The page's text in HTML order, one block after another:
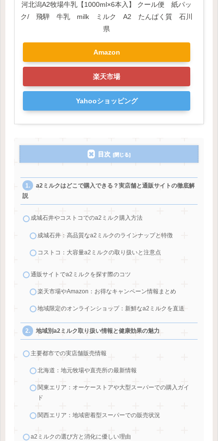
河北潟A2牧場牛乳【1000ml×6本入】 クール便 紙パッ
ク/ 飛騨 牛乳 milk ミルク A2 たんぱく質 石川
県
Amazon
楽天市場
Yahooショッピング
目次
a2ミルクはどこで購入できる？実店舗と通販サイトの徹底解
説
成城石井やコストコでのa2ミルク購入方法
成城石井：高品質なa2ミルクのラインナップと特徴
コストコ：大容量a2ミルクの取り扱いと注意点
通販サイトでa2ミルクを探す際のコツ
楽天市場やAmazon：お得なキャンペーン情報まとめ
地域限定のオンラインショップ：新鮮なa2ミルクを直送
地域別a2ミルク取り扱い情報と健康効果の魅力
主要都市での実店舗販売情報
北海道：地元牧場や直売所の最新情報
関東エリア：オーケーストアや大型スーパーでの購入ガイ
ド
関西エリア：地域密着型スーパーでの販売状況
a2ミルクの選び方と消化に優しい理由